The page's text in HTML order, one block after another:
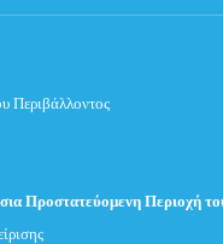
Περιβάλλοντος
Προστατεύομενη Περιοχή